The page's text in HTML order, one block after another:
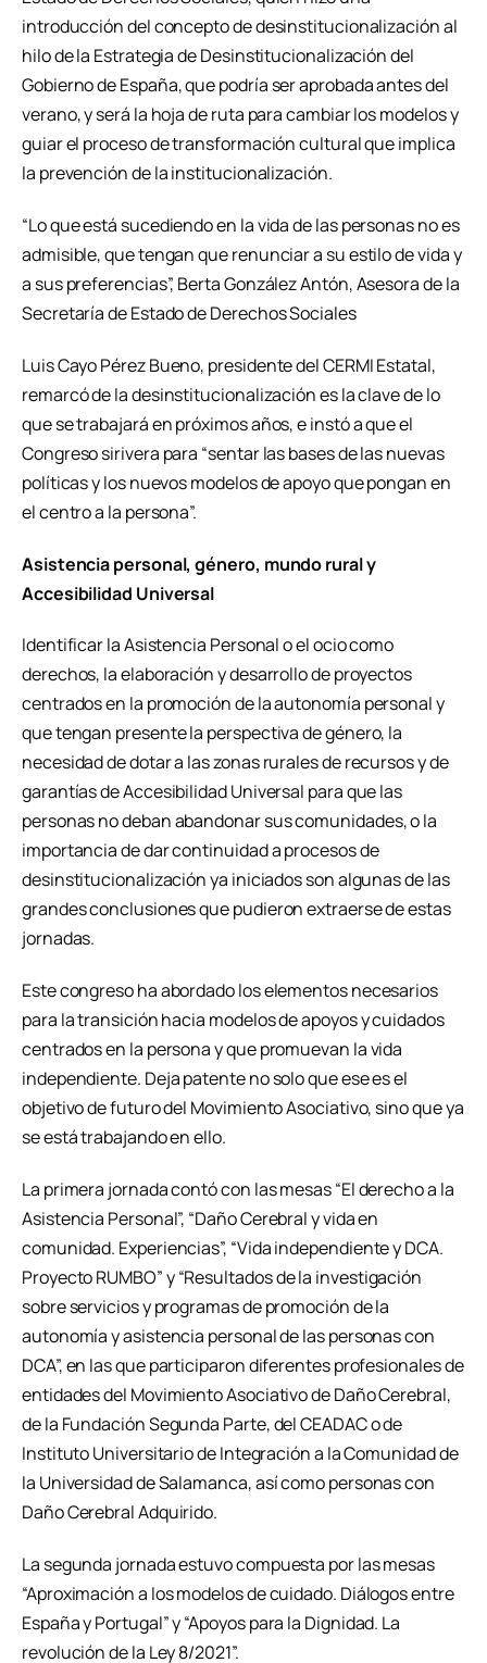
introducción del concepto de desinstitucionalización al
hilo de la Estrategia de Desinstitucionalización del
Gobierno de España, que podría ser aprobada antes del
verano, y será la hoja de ruta para cambiar los modelos y
guiar el proceso de transformación cultural que implica
la prevención de la institucionalización.
“Lo que está sucediendo en la vida de las personas no es
admisible, que tengan que renunciar a su estilo de vida y
a sus preferencias”, Berta González Antón, Asesora de la
Secretaría de Estado de Derechos Sociales
Luis Cayo Pérez Bueno, presidente del CERMI Estatal,
remarcó de la desinstitucionalización es la clave de lo
que se trabajará en próximos años, e instó a que el
Congreso sirivera para “sentar las bases de las nuevas
políticas y los nuevos modelos de apoyo que pongan en
el centro a la persona”.
Asistencia personal, género, mundo rural y
Accesibilidad Universal
Identificar la Asistencia Personal o el ocio como
derechos, la elaboración y desarrollo de proyectos
centrados en la promoción de la autonomía personal y
que tengan presente la perspectiva de género, la
necesidad de dotar a las zonas rurales de recursos y de
garantías de Accesibilidad Universal para que las
personas no deban abandonar sus comunidades, o la
importancia de dar continuidad a procesos de
desinstitucionalización ya iniciados son algunas de las
grandes conclusiones que pudieron extraerse de estas
jornadas.
Este congreso ha abordado los elementos necesarios
para la transición hacia modelos de apoyos y cuidados
centrados en la persona y que promuevan la vida
independiente. Deja patente no solo que ese es el
objetivo de futuro del Movimiento Asociativo, sino que ya
se está trabajando en ello.
La primera jornada contó con las mesas “El derecho a la
Asistencia Personal”, “Daño Cerebral y vida en
comunidad. Experiencias”, “Vida independiente y DCA.
Proyecto RUMBO” y “Resultados de la investigación
sobre servicios y programas de promoción de la
autonomía y asistencia personal de las personas con
DCA”, en las que participaron diferentes profesionales de
entidades del Movimiento Asociativo de Daño Cerebral,
de la Fundación Segunda Parte, del CEADAC o de
Instituto Universitario de Integración a la Comunidad de
la Universidad de Salamanca, así como personas con
Daño Cerebral Adquirido.
La segunda jornada estuvo compuesta por las mesas
“Aproximación a los modelos de cuidado. Diálogos entre
España y Portugal” y “Apoyos para la Dignidad. La
revolución de la Ley 8/2021”.